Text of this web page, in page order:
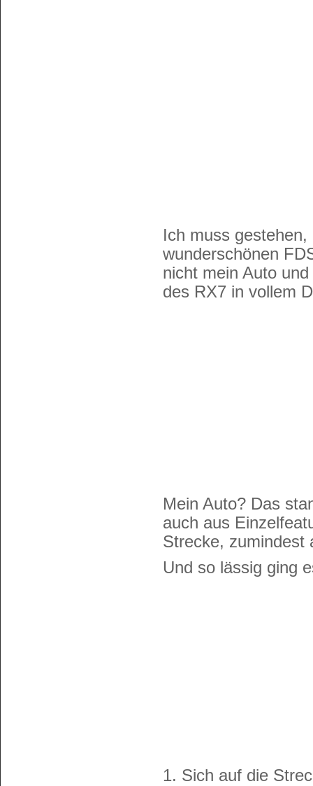
Ich muss
wunderschönen
nicht mein Auto
des RX7 in vollem
Mein Auto? Das
auch aus
Strecke, zumindest
Und so lässig ging
1. Sich auf die